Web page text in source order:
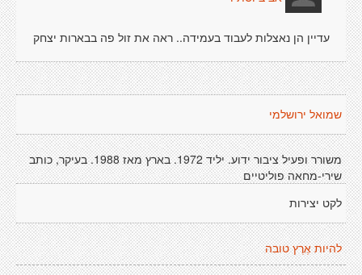
עדיין הן נאצלות לעבוד בעמידה.. ראה את זול פה בבארות יצחק
שמואל ירושלמי
משורר ופעיל ציבור ידוע. יליד 1972. בארץ מאז 1988. בעיקר, כותב
שירי-מחאה פוליטיים
לקט יצירות
להיות אֶרֶץ טובה